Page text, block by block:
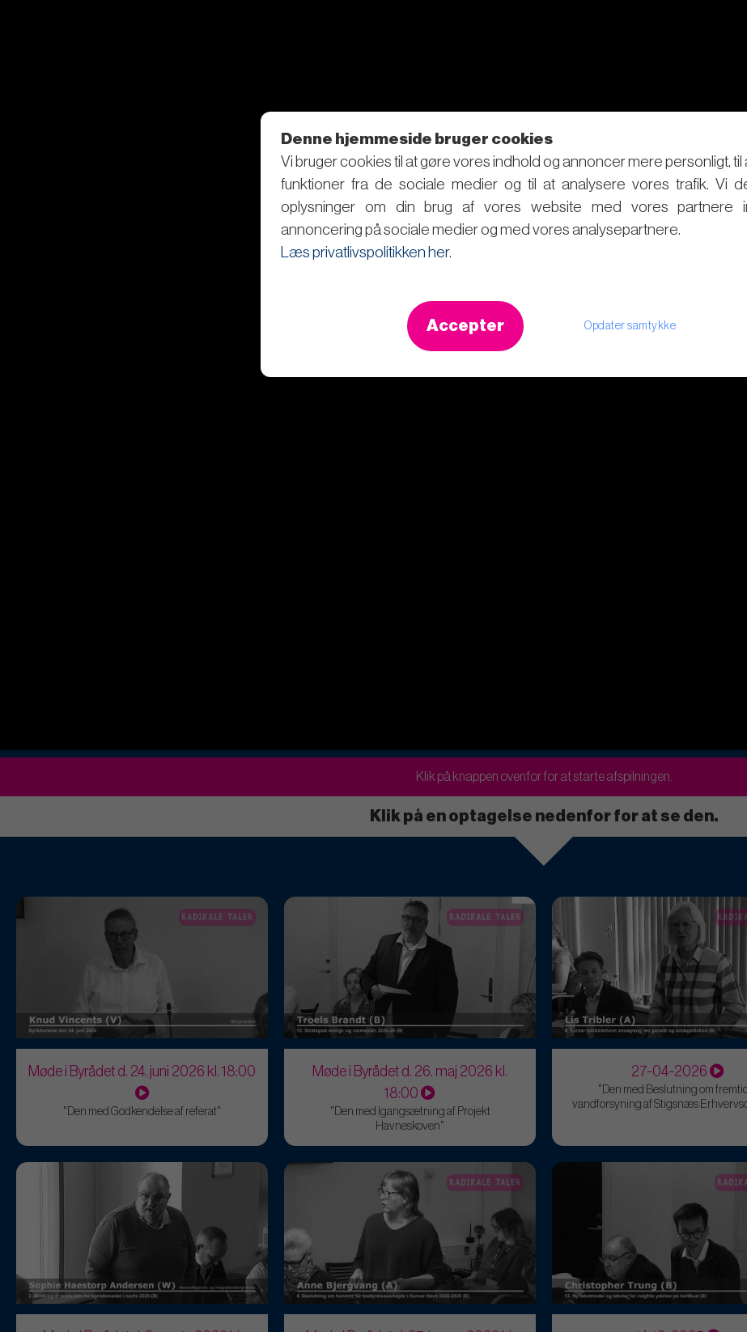
Klik på knappen ovenfor for at starte afspilningen.
Klik på en optagelse nedenfor for at se den.
RADIKALE TALER
Møde i Byrådet d. 24. juni 2026 kl. 18:00
"Den med Godkendelse af referat"
RADIKALE TALER
Møde i Byrådet d. 26. maj 2026 kl.
18:00
"Den med Igangsætning af Projekt
Havneskoven"
27-04-2026
"Den med Beslutning om
vandforsyning af Stigsnæs
RADIKALE TALER
Denne hjemmeside bruger cookies
Vi bruger cookies til at gøre vores indhold og annoncer mere personligt, til
funktioner fra de sociale medier og til at analysere vores trafik. Vi
oplysninger om din brug af vores website med vores partnere
annoncering på sociale medier og med vores analysepartnere.
Læs privatlivspolitikken her.
Accepter Opdater samtykke